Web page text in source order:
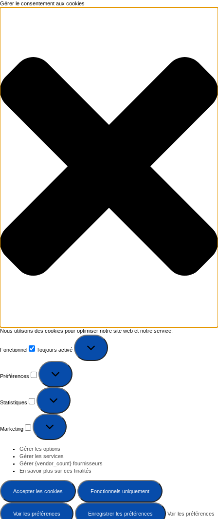
Gérer le consentement aux cookies
Nous utilisons des cookies pour optimiser notre site web et notre service.
Fonctionnel Toujours activé
Préférences
Statistiques
Marketing
Gérer les options
Gérer les services
Gérer {vendor_count} fournisseurs
En savoir plus sur ces finalités
Accepter les cookies Fonctionnels uniquement
Voir les préférences Enregistrer les préférences Voir les préférences